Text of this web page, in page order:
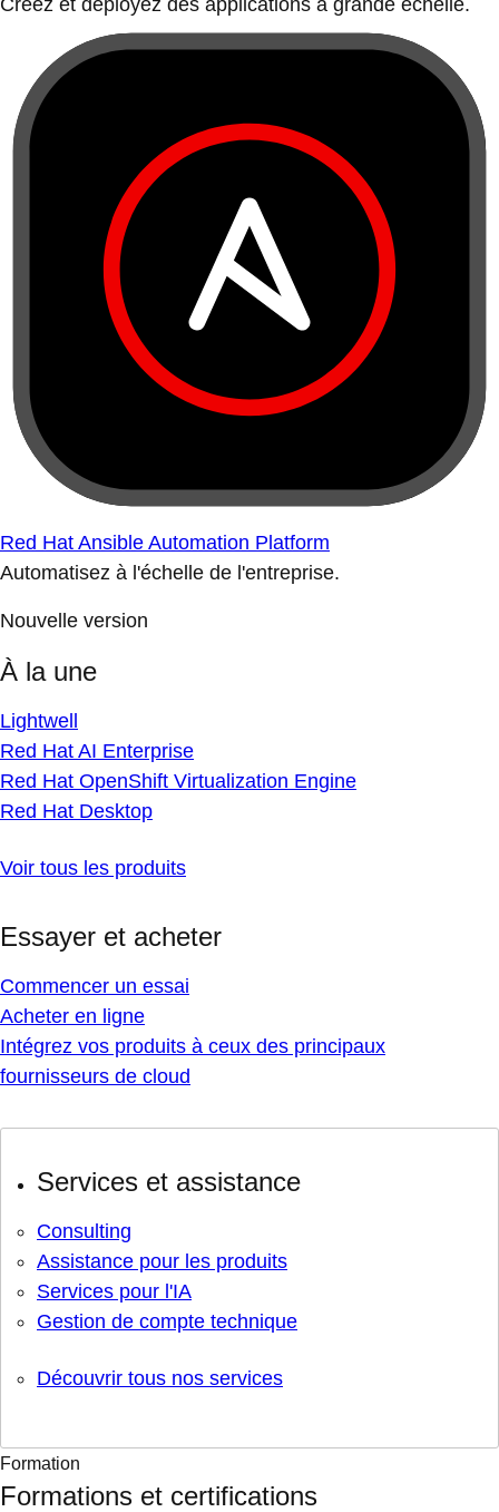
Créez et déployez des applications à grande échelle.
Red Hat Ansible Automation Platform
Automatisez à l'échelle de l'entreprise.
Nouvelle version
À la une
Lightwell
Red Hat AI Enterprise
Red Hat OpenShift Virtualization Engine
Red Hat Desktop
Voir tous les produits
Essayer et acheter
Commencer un essai
Acheter en ligne
Intégrez vos produits à ceux des principaux
fournisseurs de cloud
Services et assistance
Consulting
Assistance pour les produits
Services pour l'IA
Gestion de compte technique
Découvrir tous nos services
Formation
Formations et certifications